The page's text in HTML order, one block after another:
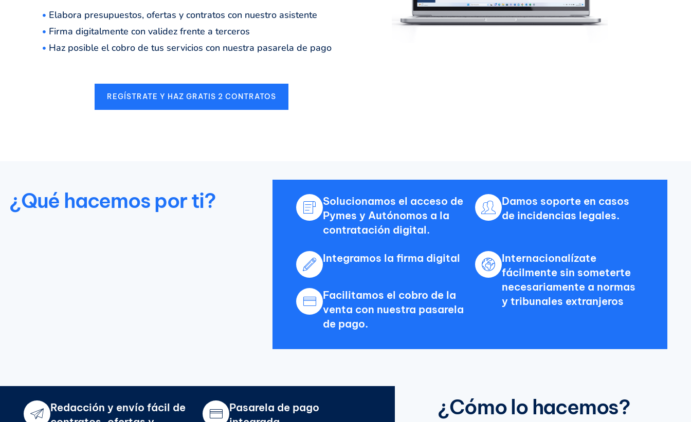
Elabora presupuestos, ofertas y contratos con nuestro asistente
Firma digitalmente con validez frente a terceros
Haz posible el cobro de tus servicios con nuestra pasarela de pago
REGÍSTRATE Y HAZ GRATIS 2 CONTRATOS
¿Qué hacemos por ti?
Solucionamos el acceso de
Pymes y Autónomos a la
contratación digital.
Damos soporte en casos
de incidencias legales.
Integramos la firma digital
Facilitamos el cobro de la
venta con nuestra pasarela
de pago.
Internacionalízate
fácilmente sin someterte
necesariamente a normas
y tribunales extranjeros
Redacción y envío fácil de
Pasarela de pago
¿Cómo lo hacemos?